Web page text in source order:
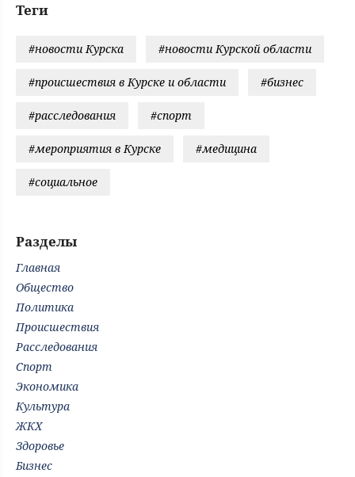
Теги
#новости Курска #новости Курской области
#происшествия в Курске и области #бизнес
#расследования #спорт
#мероприятия в Курске #медицина
#социальное
Разделы
Главная
Общество
Политика
Происшествия
Расследования
Спорт
Экономика
Культура
ЖКХ
Здоровье
Бизнес